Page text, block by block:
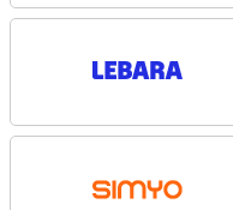
over de batterij. Ben je juist
superdun, razendsnel én
Levendig Super Retina
dankzij ProMotion tot